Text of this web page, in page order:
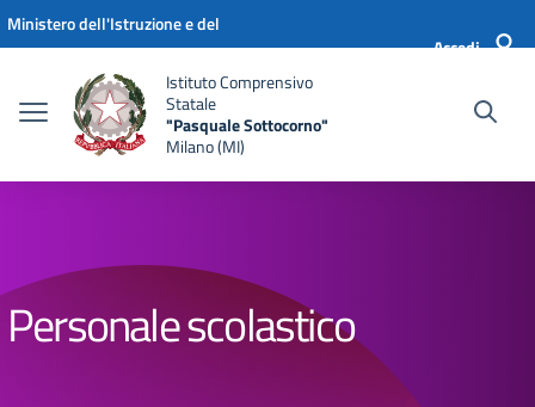
Vai ai contenuti
Vai al menu di navigazione
Vai al footer
Ministero dell'Istruzione e del
Accedi
Istituto Comprensivo
Statale
"Pasquale Sottocorno"
Milano (MI)
Personale scolastico